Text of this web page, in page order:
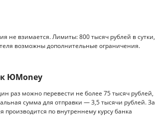
не взимается. Лимиты: 800 тысяч рублей в сутки,
возможны дополнительные ограничения.
ЮMoney
раз можно перевести не более 75 тысяч рублей,
сумма для отправки — 3,5 тысячи рублей. За
по внутреннему курсу банка